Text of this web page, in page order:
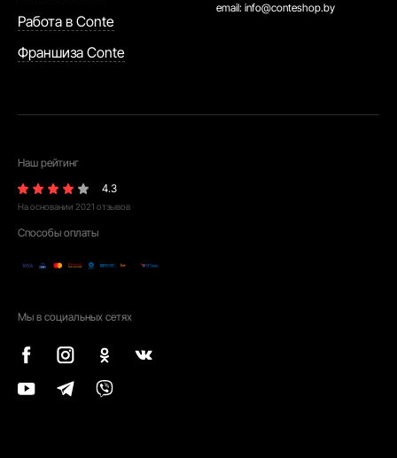
Работа в Conte
Франшиза Conte
email: info@conteshop.by
Наш рейтинг
4.3
На основании 2021 отзывов
Способы оплаты
Мы в социальных сетях